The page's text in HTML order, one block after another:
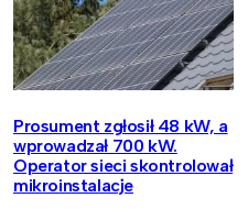
Prosument zgłosił 48 kW, a
wprowadzał 700 kW.
Operator sieci skontrolował
mikroinstalacje